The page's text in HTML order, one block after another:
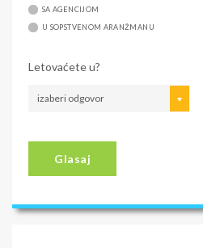
SA AGENCIJOM
U SOPSTVENOM ARANŽMANU
Letovaćete u?
izaberi odgovor
Glasaj